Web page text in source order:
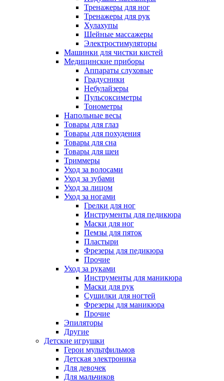
Тренажеры для ног
Тренажеры для рук
Хулахупы
Шейные массажеры
Электростимуляторы
Машинки для чистки кистей
Медицинские приборы
Аппараты слуховые
Градусники
Небулайзеры
Пульсоксиметры
Тонометры
Напольные весы
Товары для глаз
Товары для похудения
Товары для сна
Товары для шеи
Триммеры
Уход за волосами
Уход за зубами
Уход за лицом
Уход за ногами
Грелки для ног
Инструменты для педикюра
Маски для ног
Пемзы для пяток
Пластыри
Фрезеры для педикюра
Прочие
Уход за руками
Инструменты для маникюра
Маски для рук
Сушилки для ногтей
Фрезеры для маникюра
Прочие
Эпиляторы
Другие
Детские игрушки
Герои мультфильмов
Детская электроника
Для девочек
Для мальчиков